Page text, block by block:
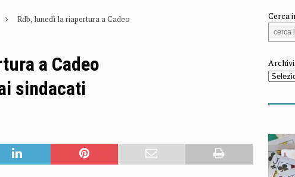
Rdb, lunedì la riapertura a Cadeo
a Cadeo
sindacati
Cerca
Archivi